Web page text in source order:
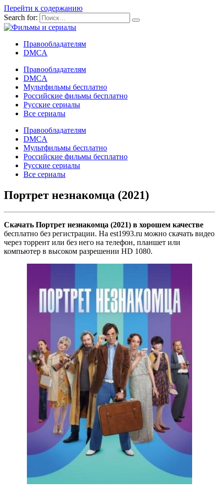
Перейти к содержанию
Search for:
Правообладателям
DMCA
Правообладателям
DMCA
Мультфильмы бесплатно
Российские фильмы бесплатно
Русские сериалы
Все сериалы
Правообладателям
DMCA
Мультфильмы бесплатно
Российские фильмы бесплатно
Русские сериалы
Все сериалы
Портрет незнакомца (2021)
Скачать Портрет незнакомца (2021) в хорошем качестве
бесплатно без регистрации. На est1993.ru можно скачать видео
через торрент или без него на телефон, планшет или
компьютер в высоком разрешении HD 1080.